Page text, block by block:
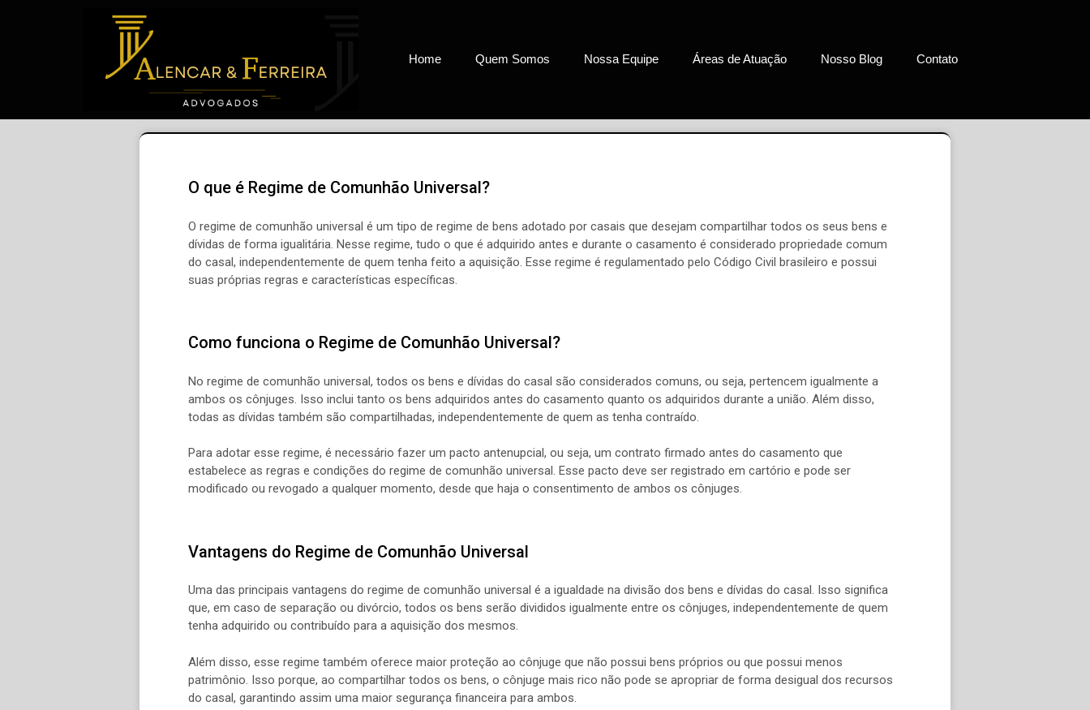
Home Quem Somos Nossa Equipe Áreas de Atuação Nosso Blog Contato
O que é Regime de Comunhão Universal?
O regime de comunhão universal é um tipo de regime de bens adotado por casais que desejam compartilhar todos os seus bens e
dívidas de forma igualitária. Nesse regime, tudo o que é adquirido antes e durante o casamento é considerado propriedade comum
do casal, independentemente de quem tenha feito a aquisição. Esse regime é regulamentado pelo Código Civil brasileiro e possui
suas próprias regras e características específicas.
Como funciona o Regime de Comunhão Universal?
No regime de comunhão universal, todos os bens e dívidas do casal são considerados comuns, ou seja, pertencem igualmente a
ambos os cônjuges. Isso inclui tanto os bens adquiridos antes do casamento quanto os adquiridos durante a união. Além disso,
todas as dívidas também são compartilhadas, independentemente de quem as tenha contraído.
Para adotar esse regime, é necessário fazer um pacto antenupcial, ou seja, um contrato firmado antes do casamento que
estabelece as regras e condições do regime de comunhão universal. Esse pacto deve ser registrado em cartório e pode ser
modificado ou revogado a qualquer momento, desde que haja o consentimento de ambos os cônjuges.
Vantagens do Regime de Comunhão Universal
Uma das principais vantagens do regime de comunhão universal é a igualdade na divisão dos bens e dívidas do casal. Isso significa
que, em caso de separação ou divórcio, todos os bens serão divididos igualmente entre os cônjuges, independentemente de quem
tenha adquirido ou contribuído para a aquisição dos mesmos.
Além disso, esse regime também oferece maior proteção ao cônjuge que não possui bens próprios ou que possui menos
patrimônio. Isso porque, ao compartilhar todos os bens, o cônjuge mais rico não pode se apropriar de forma desigual dos recursos
do casal, garantindo assim uma maior segurança financeira para ambos.